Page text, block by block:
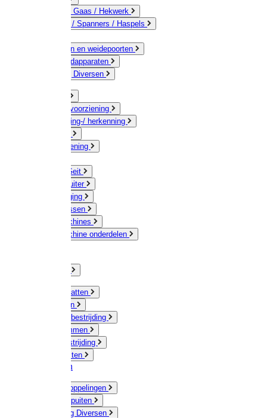
Geleiders / Gaas / Hekwerk
Verbinders / Spanners / Haspels
Doorgangen en weidepoorten
Schrikdraadapparaten
Afrastering Diversen
Drinkwatervoorziening
Veemarkering-/ herkenning
Voervoorziening
Schaap / Geit
Paard & Ruiter
Veeverzorging
Scheermessen
Scheermachines
Scheermachine onderdelen
Muizen / Ratten
Drukspuiten
Ongediertebestrijding
Mollenklemmen
Onkruidbestrijding
Vliegenkasten
Meststoffen
Messing koppelingen
Gieters / Spuiten
Besproeiing Diversen